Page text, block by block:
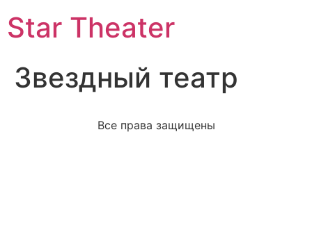
Star Theater
Звездный театр
Все права защищены